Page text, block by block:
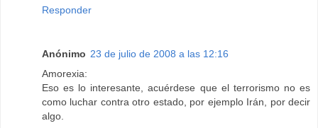
Responder
Anónimo 23 de julio de 2008 a las 12:16
Amorexia:
Eso es lo interesante, acuérdese que el terrorismo no es
como luchar contra otro estado, por ejemplo Irán, por decir
algo.